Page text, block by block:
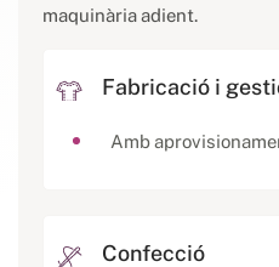
maquinària adient.
Fabricació i
Amb
Confecció